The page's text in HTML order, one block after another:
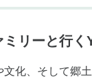
リーと行く
化、そして郷